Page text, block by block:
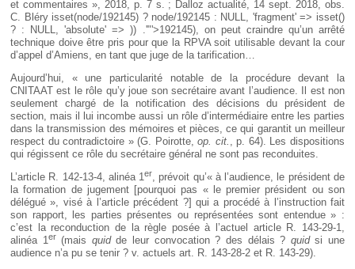
et commentaires », 2018, p. 7 s. ; Dalloz actualité, 14 sept. 2018, obs.
C. Bléryisset(node/192145) ? node/192145 : NULL, 'fragment' => isset()
? : NULL, 'absolute' => )) .'"'>192145), on peut craindre qu’un arrêté
technique doive être pris pour que la RPVA soit utilisable devant la cour
d’appel d’Amiens, en tant que juge de la tarification…
Aujourd’hui, « une particularité notable de la procédure devant la
CNITAAT est le rôle qu’y joue son secrétaire avant l’audience. Il est non
seulement chargé de la notification des décisions du président de
section, mais il lui incombe aussi un rôle d’intermédiaire entre les parties
dans la transmission des mémoires et pièces, ce qui garantit un meilleur
respect du contradictoire » (G. Poirotte,op. cit. , p. 64). Les dispositions
qui régissent ce rôle du secrétaire général ne sont pas reconduites.
L’article R. 142-13-4, alinéa 1er, prévoit qu’« à l’audience, le président de
la formation de jugement [pourquoi pas « le premier président ou son
délégué », visé à l’article précédent ?] qui a procédé à l’instruction fait
son rapport, les parties présentes ou représentées sont entendue » :
c’est la reconduction de la règle posée à l’actuel article R. 143-29-1,
alinéa 1er (mais quidde leur convocation ? des délais ? quidsi une
audience n’a pu se tenir ? v. actuels art. R. 143-28-2 et R. 143-29).